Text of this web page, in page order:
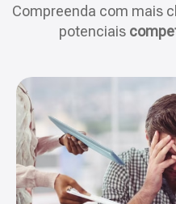
Compreenda com mais
potenciais